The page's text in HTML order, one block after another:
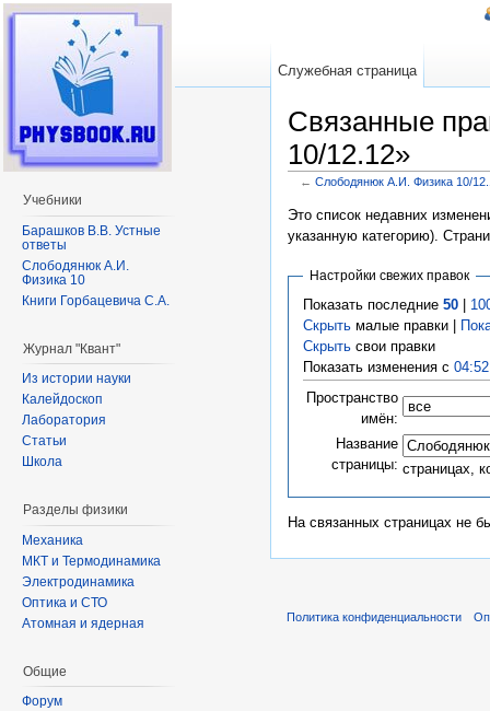
Связанные
10/12.12»
← Слободянюк А.И. Физика 10/
Это список недавних
указанную категорию).
Настройки свежих правок
Показать последние 50|
Скрытьмалые правки |
Скрытьсвои правки
Показать изменения с
Пространство
имён:
Название
страницы: страницах,
На связанных страницах не
Служебная страница
Учебники
Барашков В.В. Устные
ответы
Слободянюк А.И.
Физика 10
Книги Горбацевича С.А.
Журнал "Квант"
Из истории науки
Калейдоскоп
Лаборатория
Статьи
Школа
Разделы физики
Механика
МКТ и Термодинамика
Электродинамика
Оптика и СТО
Атомная и ядерная
Общие
Форум
Политика конфиденциальности